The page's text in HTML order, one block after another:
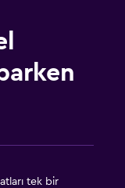
tek bir